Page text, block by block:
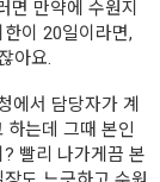
면 만약에 수원지
이 20일이라면,
아요.
에서 담당자가 계
하는데 그때 본인
빨리 나가게끔 본